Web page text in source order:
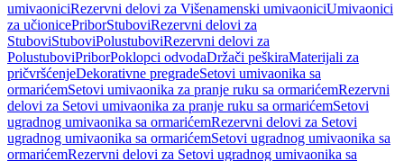
umivaoniciRezervni delovi za Višenamenski umivaoniciUmivaonici
za učionicePriborStuboviRezervni delovi za
StuboviStuboviPolustuboviRezervni delovi za
PolustuboviPriborPoklopci odvodaDržači peškiraMaterijali za
pričvršćenjeDekorativne pregradeSetovi umivaonika sa
ormarićemSetovi umivaonika za pranje ruku sa ormarićemRezervni
delovi za Setovi umivaonika za pranje ruku sa ormarićemSetovi
ugradnog umivaonika sa ormarićemRezervni delovi za Setovi
ugradnog umivaonika sa ormarićemSetovi ugradnog umivaonika sa
ormarićemRezervni delovi za Setovi ugradnog umivaonika sa